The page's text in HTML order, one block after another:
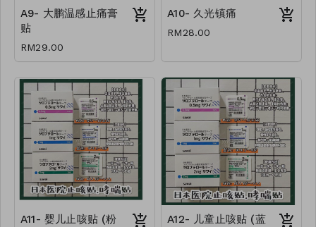
A9- 大鹏温感止痛膏
贴
RM29.00
A10- 久光镇痛
RM28.00
A11- 婴儿止咳贴 (粉
A12- 儿童止咳贴 (蓝